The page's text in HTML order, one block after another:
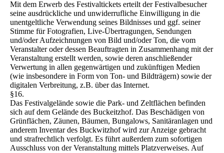
Mit dem Erwerb des Festivaltickets erteilt der Festivalbesucher
seine ausdrückliche und unwiderrufliche Einwilligung in die
unentgeltliche Verwendung seines Bildnisses und ggf. seiner
Stimme für Fotografien, Live-Übertragungen, Sendungen
und/oder Aufzeichnungen von Bild und/oder Ton, die vom
Veranstalter oder dessen Beauftragten in Zusammenhang mit der
Veranstaltung erstellt werden, sowie deren anschließender
Verwertung in allen gegenwärtigen und zukünftigen Medien
(wie insbesondere in Form von Ton- und Bildträgern) sowie der
digitalen Verbreitung, z.B. über das Internet.
§16.
Das Festivalgelände sowie die Park- und Zeltflächen befinden
sich auf dem Gelände des Buckeitzhof. Das Beschädigen von
Grünflächen, Zäunen, Bäumen, Bungalows, Sanitäranlagen und
anderem Inventar des Buckwitzhof wird zur Anzeige gebracht
und strafrechtlich verfolgt. Es führt außerdem zum sofortigen
Ausschluss von der Veranstaltung mittels Platzverweises. Auf